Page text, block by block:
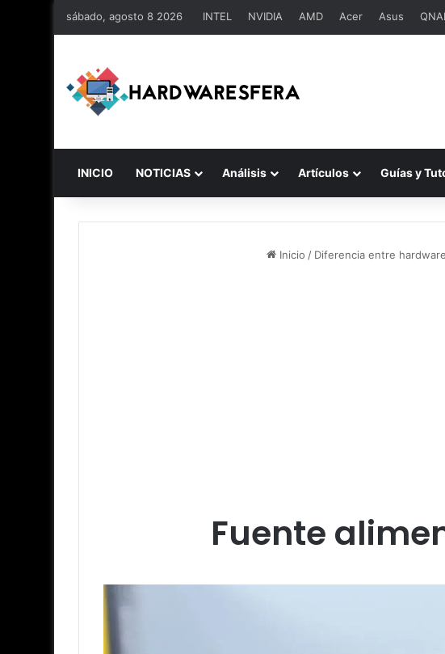
sábado, agosto 8 2026 INTEL NVIDIA AMD Acer Asus
INICIO NOTICIAS Análisis Artículos Guías y
Inicio / Diferencia entre
Fuente